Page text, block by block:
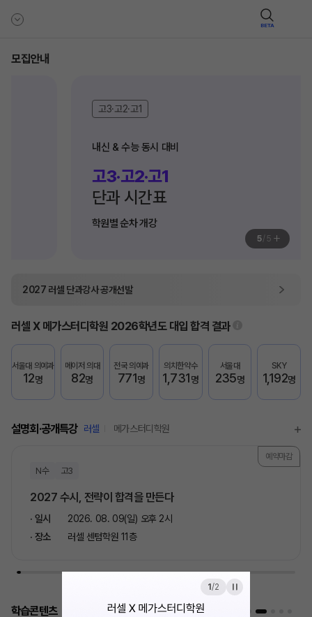
1/2
BETA
모집안내
내신 & 수능 동시 대비
고3·고2·고1
단과 시간표
학원별 순차 개강
5/ 5 +
2027 러셀 단과강사 공개선발
러셀 X 메가스터디학원 2026학년도 대입 합격 결과
서울대 의예과
12명
메이저 의대
82명
전국 의예과
771명
의치한약수
1,731명
서울대
235명
SKY
1,192명
설명회·공개특강 러셀 메가스터디학원
예약마감
N수 고3
2027 수시, 전략이 합격을 만든다
일시
2026. 08. 09(일) 오후 2시
장소
러셀 센텀학원 11층
학습콘텐츠